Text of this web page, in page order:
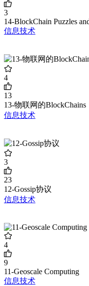
3
14-BlockChain Puzzles
信息技术
4
13
13-物联网的BlockChains
信息技术
3
23
12-Gossip协议
信息技术
4
9
11-Geoscale Computing
信息技术